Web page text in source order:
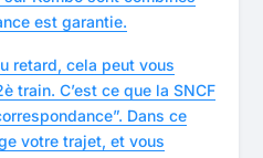
est garantie.
retard, cela peut vous
train. C’est ce que la SNCF
Dans ce
votre trajet, et vous